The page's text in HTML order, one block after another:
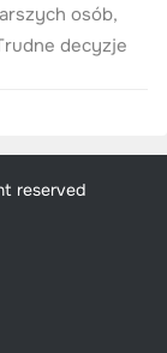
osób,
decyzje
reserved